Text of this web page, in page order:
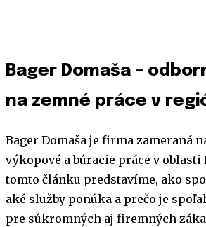
Bager Domaša –
na zemné práce v
Bager Domaša je firma zameraná
výkopové a búracie práce v oblasti
tomto článku predstavíme, ako
aké služby ponúka a prečo je
pre súkromných aj firemných